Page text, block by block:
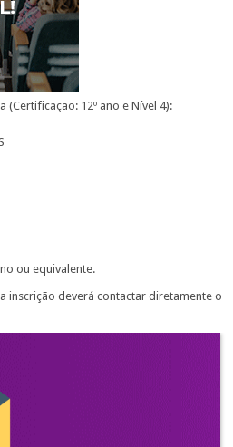
12º ano e Nível 4):
ou equivalente.
inscrição deverá contactar diretamente o